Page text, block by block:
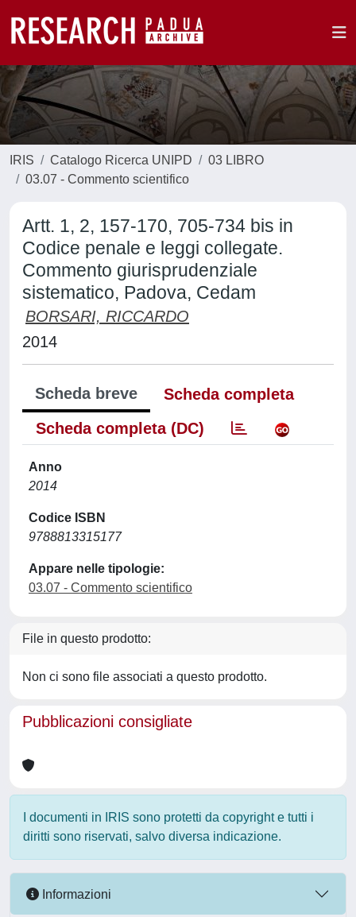
IRIS Catalogo Ricerca UNIPD
03 LIBRO
03.07 - Commento scientifico
Artt. 1, 2, 157-170, 705-734 bis in
Codice penale e leggi collegate.
Commento giurisprudenziale
sistematico, Padova, Cedam
BORSARI, RICCARDO
2014
Scheda breve
Scheda completa
Scheda completa (DC)
Anno
2014
Codice ISBN
9788813315177
Appare nelle tipologie:
03.07 - Commento scientifico
File in questo prodotto:
Non ci sono file associati a questo prodotto.
Pubblicazioni consigliate
I documenti in IRIS sono protetti da copyright e tutti i
diritti sono riservati, salvo diversa indicazione.
Informazioni